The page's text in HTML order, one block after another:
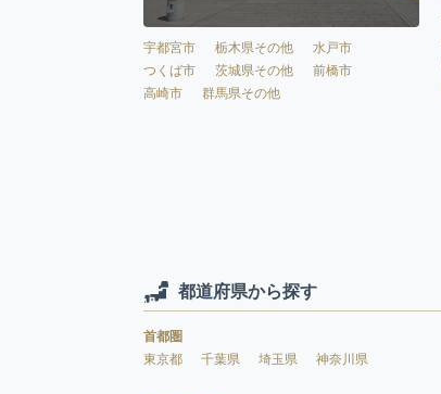
宇都宮市 栃木県その他
水戸市
つくば市
茨城県その他
前橋市
高崎市
群馬県その他
都道府県から探す
首都圏
東京都
千葉県 埼玉県 神奈川県